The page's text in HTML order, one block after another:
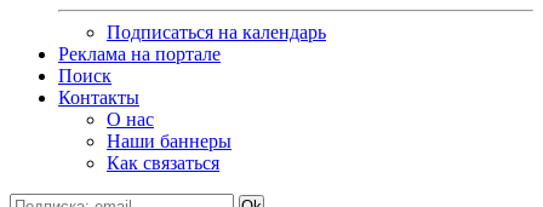
Подписаться на календарь
Реклама на портале
Поиск
Контакты
О нас
Наши баннеры
Как связаться